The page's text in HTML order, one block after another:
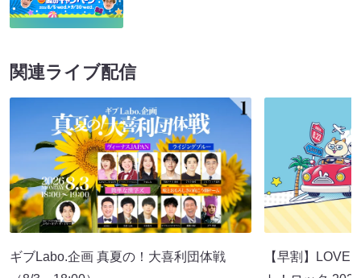
関連ライブ配信
ギブLabo.企画 真夏の！大喜利団体戦
【早割】LOVE